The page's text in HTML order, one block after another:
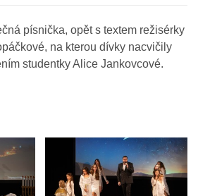
písnička, opět s textem režisérky
na kterou dívky nacvičily
studentky Alice Jankovcové.